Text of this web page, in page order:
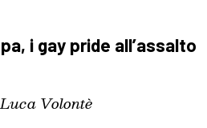
i gay pride all’assalto
Luca Volontè